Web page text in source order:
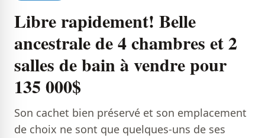
Libre rapidement! Belle
ancestrale de 4 chambres et 2
salles de bain à vendre pour
135 000$
Son cachet bien préservé et son emplacement
de choix ne sont que quelques-uns de ses